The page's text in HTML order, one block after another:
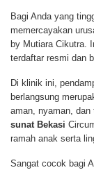
Bagi Anda yang
memercayakan
by Mutiara Cikutra.
terdaftar resmi dan
Di klinik ini,
berlangsung
aman, nyaman,
sunat Bekasi
ramah anak serta
Sangat cocok bagi